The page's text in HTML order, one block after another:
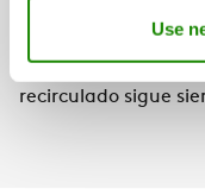
Use
incluso mezclado
EE.UU. y otros
recirculado sigue